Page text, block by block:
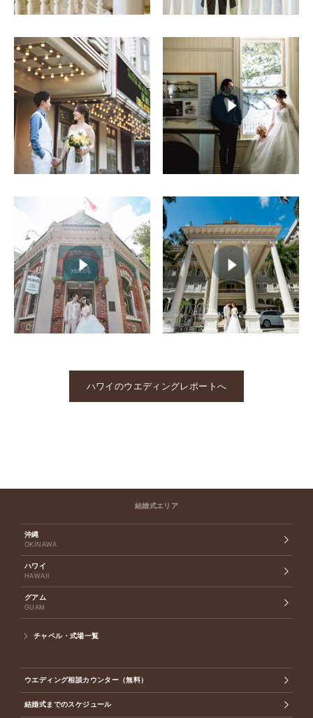
ハワイのウエディングレポートへ
結婚式エリア
沖縄
OKINAWA
ハワイ
HAWAII
グアム
GUAM
チャペル・式場一覧
ウエディング相談カウンター（無料）
結婚式までのスケジュール